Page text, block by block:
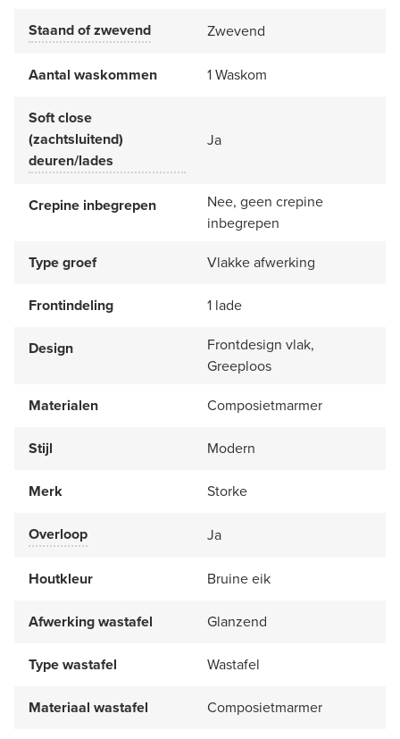
Staand of zwevend Zwevend
Aantal waskommen 1 Waskom
Soft close
(zachtsluitend)
deuren/lades
Ja
Crepine inbegrepen
Nee, geen crepine
inbegrepen
Type groef
Vlakke afwerking
Frontindeling 1 lade
Design
Frontdesign vlak,
Greeploos
Materialen
Composietmarmer
Stijl Modern
Merk Storke
Overloop Ja
Houtkleur Bruine eik
Afwerking wastafel Glanzend
Type wastafel Wastafel
Materiaal wastafel Composietmarmer